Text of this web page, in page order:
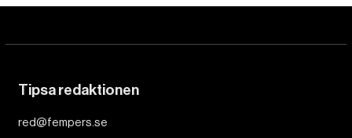
Tipsa redaktionen
red@fempers.se